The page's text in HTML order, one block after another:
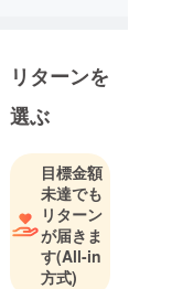
に、様々な
施設やイベ
ントでの演
奏活動、ま
た海外への
オンライン
演奏などを
行う。メン
バーのほと
リターンを
選ぶ
目標金額
未達でも
リターン
が届きま
す(All-in
方式)